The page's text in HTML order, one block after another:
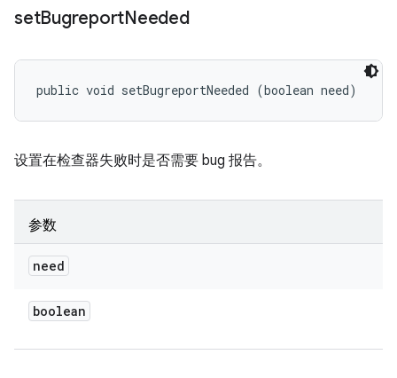
setBugreportNeeded
public void setBugreportNeeded (boolean need)
设置在检查器失败时是否需要 bug 报告。
参数
need
boolean